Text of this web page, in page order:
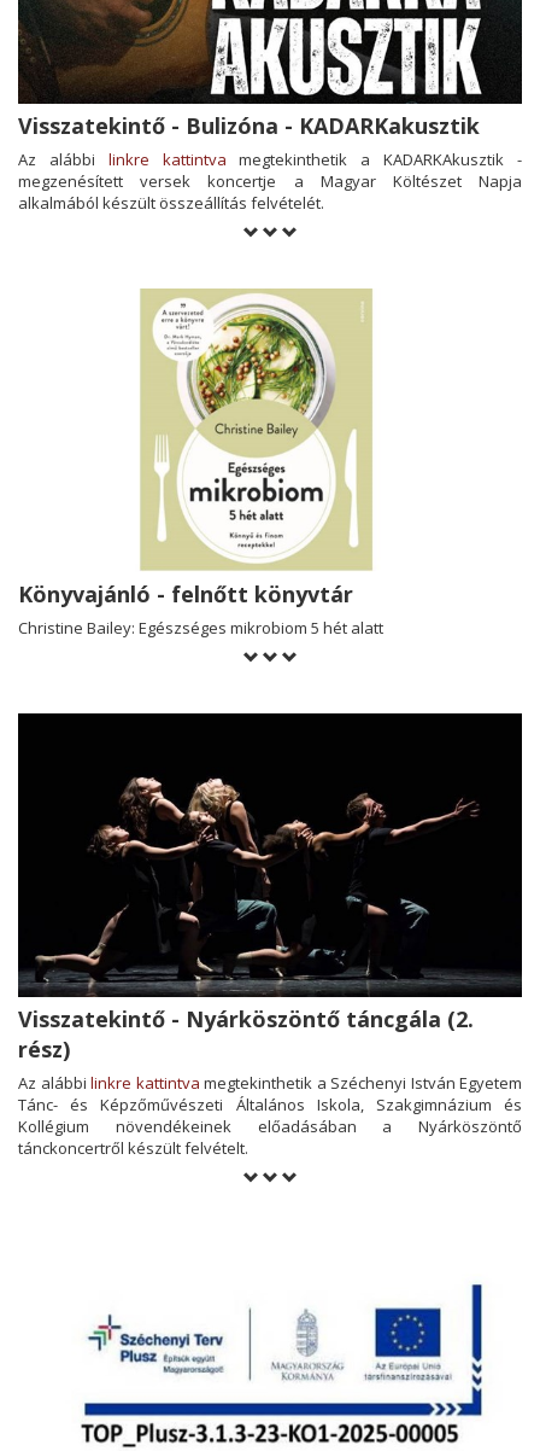
Visszatekintő - Bulizóna - KADARKakusztik
Az alábbi linkre kattintva megtekinthetik a KADARKAkusztik -
megzenésített versek koncertje a Magyar Költészet Napja
alkalmából készült összeállítás felvételét.
Könyvajánló - felnőtt könyvtár
Christine Bailey: Egészséges mikrobiom 5 hét alatt
Visszatekintő - Nyárköszöntő táncgála (2.
rész)
Az alábbi linkre kattintva megtekinthetik a Széchenyi István Egyetem
Tánc- és Képzőművészeti Általános Iskola, Szakgimnázium és
Kollégium növendékeinek előadásában a Nyárköszöntő
tánckoncertről készült felvételt.